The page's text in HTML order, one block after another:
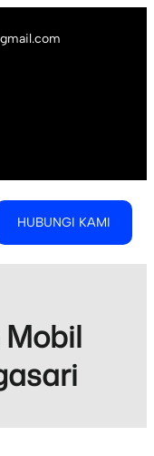
HUBUNGI KAMI
Mobil